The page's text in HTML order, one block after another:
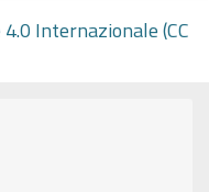
Internazionale (CC